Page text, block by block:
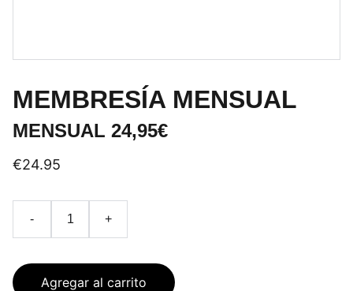
MEMBRESÍA MENSUAL
MENSUAL 24,95€
€24.95
- +
Agregar al carrito